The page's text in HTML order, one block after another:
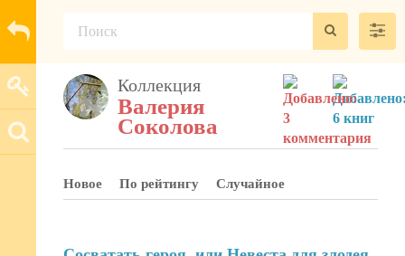
Коллекция
Валерия
Соколова
Новое По рейтингу Случайное